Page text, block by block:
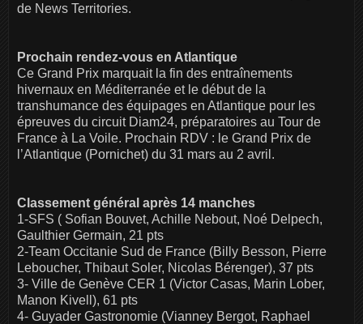
de News Territories.
Prochain rendez-vous en Atlantique
Ce Grand Prix marquait la fin des entraînements
hivernaux en Méditerranée et le début de la
transhumance des équipages en Atlantique pour les
épreuves du circuit Diam24, préparatoires au Tour de
France à La Voile. Prochain RDV : le Grand Prix de
l’Atlantique (Pornichet) du 31 mars au 2 avril.
Classement général après 14 manches
1-SFS ( Sofian Bouvet, Achille Nebout, Noé Delpech,
Gaulthier Germain, 21 pts
2-Team Occitanie Sud de France (Billy Besson, Pierre
Leboucher, Thibaut Soler, Nicolas Bérenger), 37 pts
3- Ville de Genève CER 1 (Victor Casas, Marin Lober,
Manon Kivell), 61 pts
4- Guyader Gastronomie (Vianney Bergot, Raphael